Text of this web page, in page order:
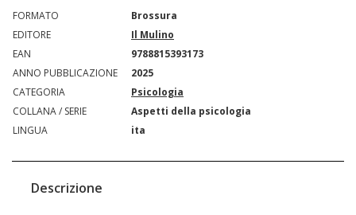
FORMATO
Brossura
EDITORE
Il Mulino
EAN
9788815393173
ANNO PUBBLICAZIONE
2025
CATEGORIA
Psicologia
COLLANA / SERIE
Aspetti della psicologia
LINGUA
ita
Descrizione